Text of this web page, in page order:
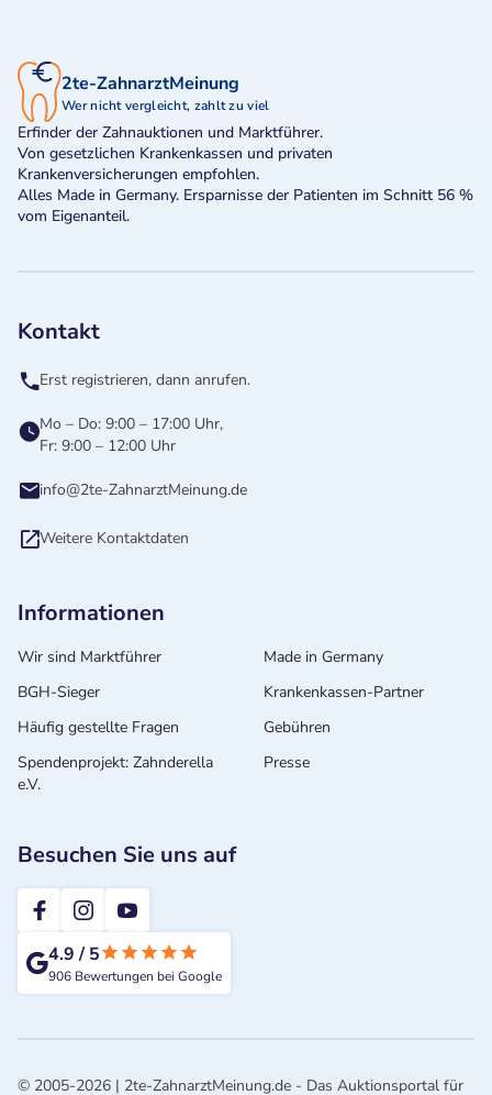
2te-ZahnarztMeinung
Wer nicht vergleicht, zahlt zu viel
Erfinder der Zahnauktionen und Marktführer.
Von gesetzlichen Krankenkassen und privaten
Krankenversicherungen empfohlen.
Alles Made in Germany. Ersparnisse der Patienten im Schnitt 56 %
vom Eigenanteil.
Kontakt
Erst registrieren, dann anrufen.
Mo – Do: 9:00 – 17:00 Uhr,
Fr: 9:00 – 12:00 Uhr
info@2te-ZahnarztMeinung.de
Weitere Kontaktdaten
Informationen
Wir sind Marktführer
Made in Germany
BGH-Sieger
Krankenkassen-Partner
Häufig gestellte Fragen
Gebühren
Spendenprojekt: Zahnderella
e.V.
Presse
Besuchen Sie uns auf
2te-ZahnarztMeinung
4.9/5
906 Bewertungen bei Google
© 2005-2026 | 2te-ZahnarztMeinung.de - Das Auktionsportal für